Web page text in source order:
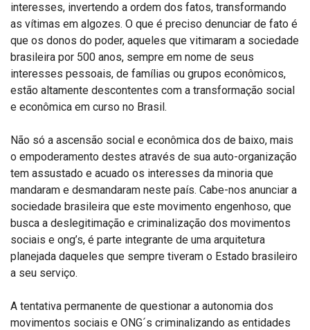
interesses, invertendo a ordem dos fatos, transformando
as vítimas em algozes. O que é preciso denunciar de fato é
que os donos do poder, aqueles que vitimaram a sociedade
brasileira por 500 anos, sempre em nome de seus
interesses pessoais, de famílias ou grupos econômicos,
estão altamente descontentes com a transformação social
e econômica em curso no Brasil.
Não só a ascensão social e econômica dos de baixo, mais
o empoderamento destes através de sua auto-organização
tem assustado e acuado os interesses da minoria que
mandaram e desmandaram neste país. Cabe-nos anunciar a
sociedade brasileira que este movimento engenhoso, que
busca a deslegitimação e criminalização dos movimentos
sociais e ong’s, é parte integrante de uma arquitetura
planejada daqueles que sempre tiveram o Estado brasileiro
a seu serviço.
A tentativa permanente de questionar a autonomia dos
movimentos sociais e ONG´s criminalizando as entidades